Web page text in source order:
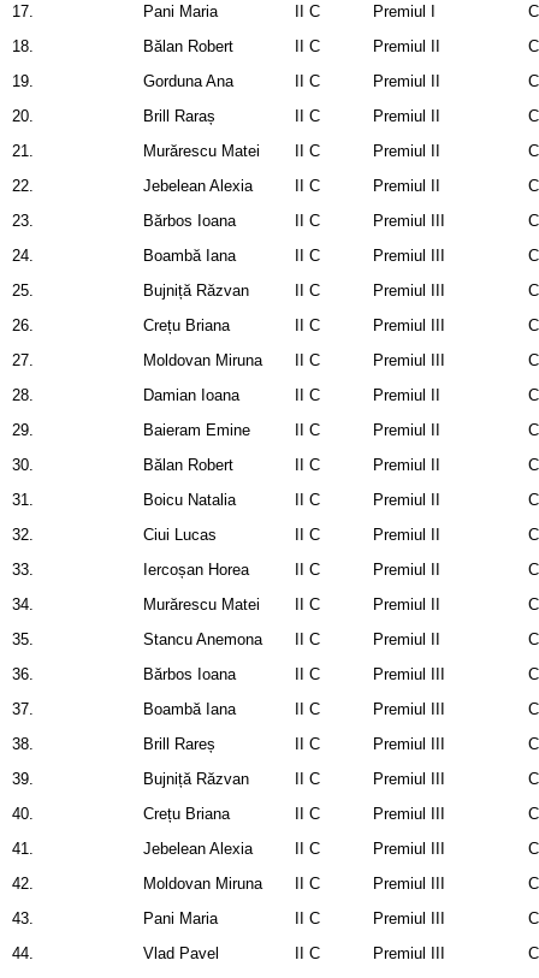
17.
Pani Maria II C Premiul I
18.
Bălan Robert II C Premiul II
19.
Gorduna Ana II C Premiul II
20.
Brill Raraș II C Premiul II
21.
Murărescu Matei II C Premiul II
22.
Jebelean Alexia II C Premiul II
23.
Bărbos Ioana II C Premiul III
24.
Boambă Iana II C Premiul III
25.
Bujniță Răzvan II C Premiul III
26.
Crețu Briana II C Premiul III
27.
Moldovan Miruna II C Premiul III
28.
Damian Ioana II C Premiul II
29.
Baieram Emine II C Premiul II
30.
Bălan Robert II C Premiul II
31.
Boicu Natalia II C Premiul II
32.
Ciui Lucas II C Premiul II
33.
Iercoșan Horea II C Premiul II
34.
Murărescu Matei II C Premiul II
35.
Stancu Anemona II C Premiul II
36.
Bărbos Ioana II C Premiul III
37.
Boambă Iana II C Premiul III
38.
Brill Rareș II C Premiul III
39.
Bujniță Răzvan II C Premiul III
40.
Crețu Briana II C Premiul III
41.
Jebelean Alexia II C Premiul III
42.
Moldovan Miruna II C Premiul III
43.
Pani Maria II C Premiul III
44.
Vlad Pavel II C Premiul III